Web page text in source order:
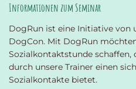
Informationen zum Seminar
DogRun ist eine Initiative von
DogCon. Mit DogRun
Sozialkontaktstunde schaffen,
durch unsere Trainer einen
Sozialkontakte bietet.